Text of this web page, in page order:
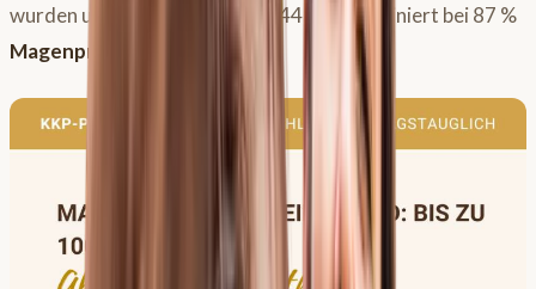
wurden untrainiert bereits bei 44 % und trainiert bei 87 %
Magenprobleme
festgestellt.